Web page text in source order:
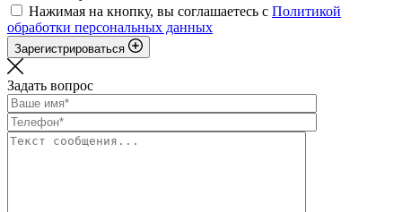
Нажимая на кнопку, вы соглашаетесь с Политикой
обработки персональных данных
Зарегистрироваться
Задать вопрос